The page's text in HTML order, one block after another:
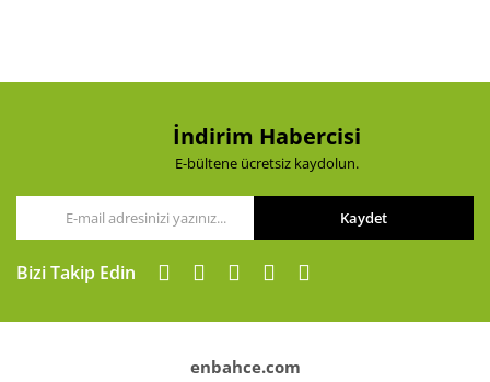
İndirim Habercisi
E-bültene ücretsiz kaydolun.
Kaydet
Bizi Takip Edin
enbahce.com